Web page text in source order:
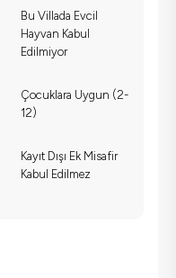
Bu Villada Evcil
Hayvan Kabul
Edilmiyor
Çocuklara Uygun (2-
12)
Kayıt Dışı Ek Misafir
Kabul Edilmez